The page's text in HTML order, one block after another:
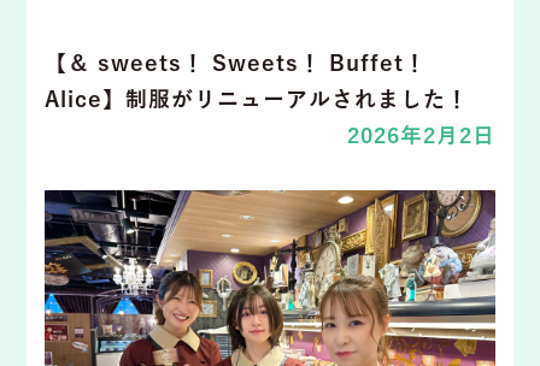
【＆ sweets！ Sweets！ Buffet！
Alice】制服がリニューアルされました！
2026年2月2日